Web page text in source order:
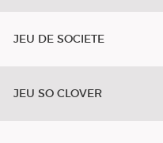
JEU DE SOCIETE
JEU SO CLOVER